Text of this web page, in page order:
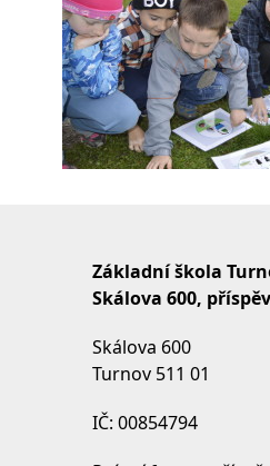
Základní škola
Skálova 600,
Skálova 600
Turnov 511 01
IČ: 00854794